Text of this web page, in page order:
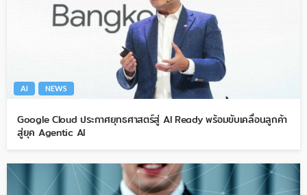
AI NEWS
Google Cloud ประกาศยุทธศาสตร์สู่ AI Ready พร้อมขับเคลื่อนลูกค้า
สู่ยุค Agentic AI